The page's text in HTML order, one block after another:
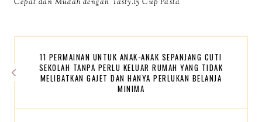
Cepat dan Mudah dengan Tasty.ly Cup Pasta
11 PERMAINAN UNTUK ANAK-ANAK SEPANJANG CUTI
SEKOLAH TANPA PERLU KELUAR RUMAH YANG TIDAK
MELIBATKAN GAJET DAN HANYA PERLUKAN BELANJA
MINIMA